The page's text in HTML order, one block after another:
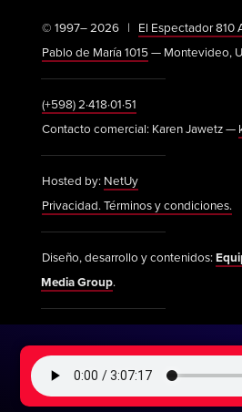
© 1997– 2026 | El Espectador 810
Pablo de María 1015— Montevideo,
(+598) 2·418·01·51
Contacto comercial: Karen Jawetz —
Hosted by: NetUy
Privacidad. Términos y condiciones.
Diseño, desarrollo y contenidos:
Media Group.